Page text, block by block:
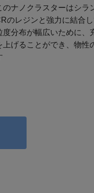
のナノクラスターはシラ
のレジンと強力に結合し
度分布が幅広いために、
上げることができ、物性